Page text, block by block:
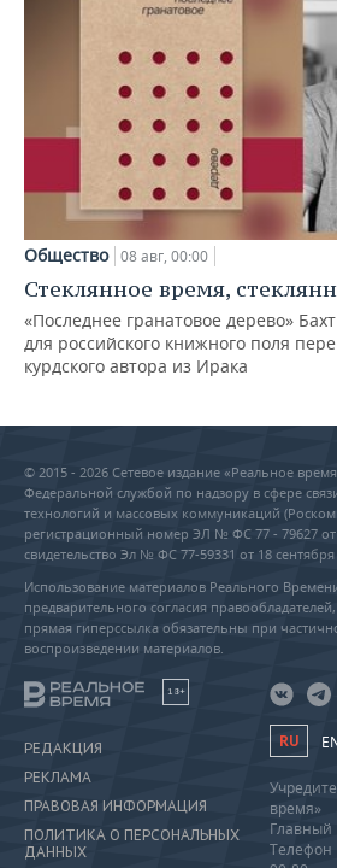
Общество 08 авг, 00:00
Стеклянное время,
«Последнее гранатовое дерево»
для российского книжного поля
курдского автора из Ирака
© 2015 - 2026 Сетевое издание «Реальное
Федеральной службой по надзору в сфере
технологий и массовых коммуникаций
регистрационный номер ЭЛ № ФС 77 - 79627 от
свидетельство Эл № ФС 77-59331 от 18 сентября
Использование материалов Реального
предварительного согласия
прямая гиперссылка обязательны при
воспроизведении материалов.
18+
РЕДАКЦИЯ
РЕКЛАМА
ПРАВОВАЯ ИНФОРМАЦИЯ
ПОЛИТИКА О ПЕРСОНАЛЬНЫХ
ДАННЫХ
RU
время»
Главный
Телефон